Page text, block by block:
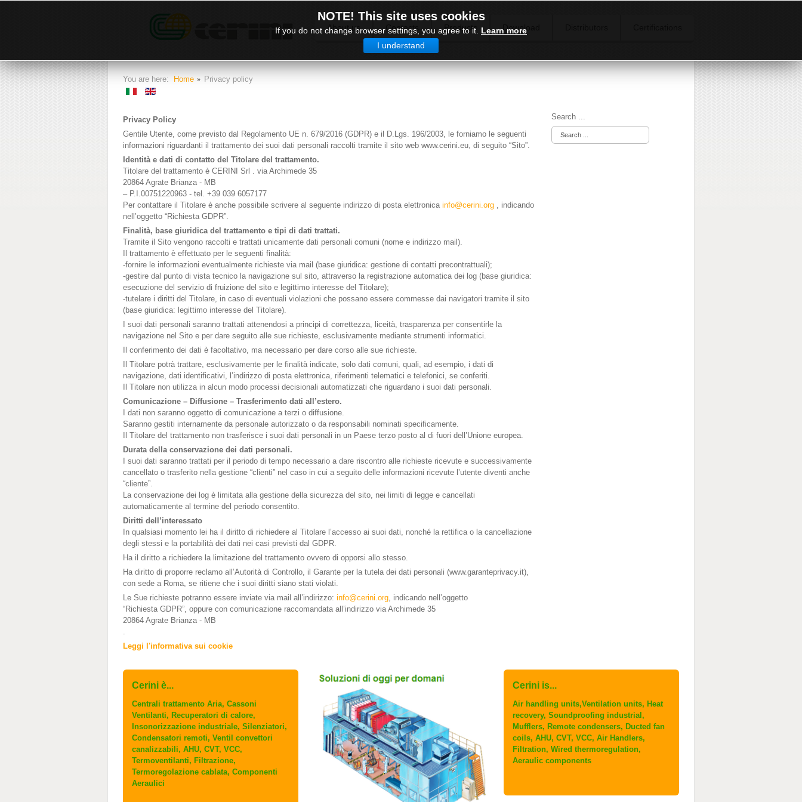
About us Contacts Products Download
You are here: Home Privacy policy
Privacy Policy
Gentile Utente, come previsto dal Regolamento UE n. 679/2016 (GDPR) e il D.Lgs. 196/2003, le forniamo le seguenti
informazioni riguardanti il trattamento dei suoi dati personali raccolti tramite il sito web www.cerini.eu, di seguito “Sito”.
Identità e dati di contatto del Titolare del trattamento.
Titolare del trattamento è CERINI Srl . via Archimede 35
20864 Agrate Brianza - MB
– P.I.00751220963 - tel. +39 039 6057177
Per contattare il Titolare è anche possibile scrivere al seguente indirizzo di posta elettronica info@cerini.org , indicando
nell’oggetto “Richiesta GDPR”.
Finalità, base giuridica del trattamento e tipi di dati trattati.
Tramite il Sito vengono raccolti e trattati unicamente dati personali comuni (nome e indirizzo mail).
Il trattamento è effettuato per le seguenti finalità:
-fornire le informazioni eventualmente richieste via mail (base giuridica: gestione di contatti precontrattuali);
-gestire dal punto di vista tecnico la navigazione sul sito, attraverso la registrazione automatica dei log (base giuridica:
esecuzione del servizio di fruizione del sito e legittimo interesse del Titolare);
-tutelare i diritti del Titolare, in caso di eventuali violazioni che possano essere commesse dai navigatori tramite il sito
(base giuridica: legittimo interesse del Titolare).
I suoi dati personali saranno trattati attenendosi a principi di correttezza, liceità, trasparenza per consentirle la
navigazione nel Sito e per dare seguito alle sue richieste, esclusivamente mediante strumenti informatici.
Il conferimento dei dati è facoltativo, ma necessario per dare corso alle sue richieste.
Il Titolare potrà trattare, esclusivamente per le finalità indicate, solo dati comuni, quali, ad esempio, i dati di
navigazione, dati identificativi, l’indirizzo di posta elettronica, riferimenti telematici e telefonici, se conferiti.
Il Titolare non utilizza in alcun modo processi decisionali automatizzati che riguardano i suoi dati personali.
Comunicazione – Diffusione – Trasferimento dati all’estero.
I dati non saranno oggetto di comunicazione a terzi o diffusione.
Saranno gestiti internamente da personale autorizzato o da responsabili nominati specificamente.
Il Titolare del trattamento non trasferisce i suoi dati personali in un Paese terzo posto al di fuori dell’Unione europea.
Durata della conservazione dei dati personali.
I suoi dati saranno trattati per il periodo di tempo necessario a dare riscontro alle richieste ricevute e successivamente
cancellato o trasferito nella gestione “clienti” nel caso in cui a seguito delle informazioni ricevute l’utente diventi anche
“cliente”.
La conservazione dei log è limitata alla gestione della sicurezza del sito, nei limiti di legge e cancellati
automaticamente al termine del periodo consentito.
Diritti dell’interessato
In qualsiasi momento lei ha il diritto di richiedere al Titolare l’accesso ai suoi dati, nonché la rettifica o la cancellazione
degli stessi e la portabilità dei dati nei casi previsti dal GDPR.
Ha il diritto a richiedere la limitazione del trattamento ovvero di opporsi allo stesso.
Ha diritto di proporre reclamo all’Autorità di Controllo, il Garante per la tutela dei dati personali (www.garanteprivacy.it),
con sede a Roma, se ritiene che i suoi diritti siano stati violati.
Le Sue richieste potranno essere inviate via mail all’indirizzo: info@cerini.org, indicando nell’oggetto
“Richiesta GDPR”, oppure con comunicazione raccomandata all’indirizzo via Archimede 35
20864 Agrate Brianza - MB
.
Leggi l'informativa sui cookie
Search ...
Cerini è...
Centrali trattamento Aria, Cassoni
Ventilanti, Recuperatori di calore,
Insonorizzazione industriale, Silenziatori,
Condensatori remoti, Ventil convettori
canalizzabili, AHU, CVT, VCC,
Termoventilanti, Filtrazione,
Termoregolazione cablata, Componenti
Aeraulici
Cerini is...
Air handling units,Ventilation units, Heat
recovery, Soundproofing industrial,
Mufflers, Remote condensers, Ducted fan
coils, AHU, CVT, VCC, Air Handlers,
Filtration, Wired thermoregulation,
Aeraulic components
NOTE! This site uses cookies
If you do not change browser settings, you agree to it. Learn more
I understand